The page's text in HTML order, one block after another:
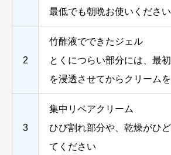
最低でも朝晩お使いください
2
竹酢液でできたジェル
とくにつらい部分には、最
を浸透させてからクリーム
3
集中リペアクリーム
ひび割れ部分や、乾燥がひ
てください